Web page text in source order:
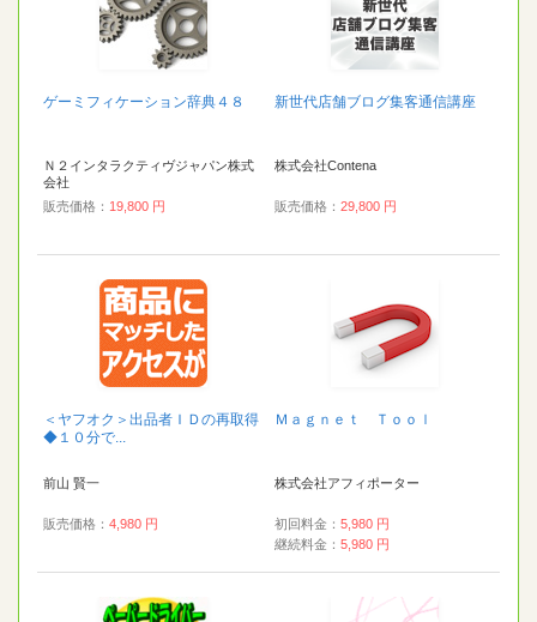
ゲーミフィケーション辞典４８
Ｎ２インタラクティヴジャパン株式
会社
販売価格： 19,800 円
新世代店舗ブログ集客通信講座
株式会社Contena
販売価格： 29,800 円
＜ヤフオク＞出品者ＩＤの再取得
◆１０分で...
前山 賢一
販売価格： 4,980 円
Ｍａｇｎｅｔ Ｔｏｏｌ
株式会社アフィポーター
初回料金： 5,980 円
継続料金： 5,980 円